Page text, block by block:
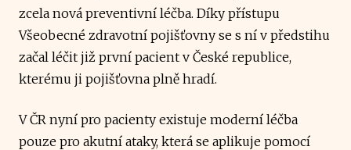
zcela nová preventivní léčba. Díky přístupu
Všeobecné zdravotní pojišťovny se s ní v předstihu
začal léčit již první pacient v České republice,
kterému ji pojišťovna plně hradí.
V ČR nyní pro pacienty existuje moderní léčba
pouze pro akutní ataky, která se aplikuje pomocí